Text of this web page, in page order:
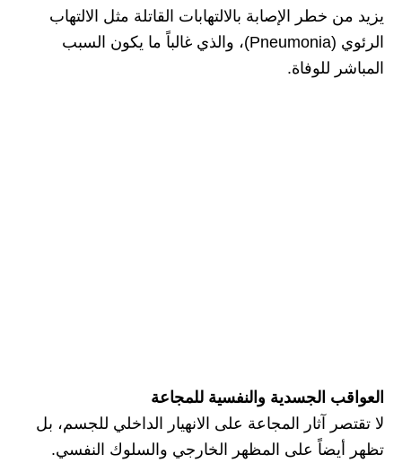
يزيد من خطر الإصابة بالالتهابات القاتلة مثل الالتهاب
الرئوي (Pneumonia)، والذي غالباً ما يكون السبب
المباشر للوفاة.
العواقب الجسدية والنفسية للمجاعة
لا تقتصر آثار المجاعة على الانهيار الداخلي للجسم، بل
تظهر أيضاً على المظهر الخارجي والسلوك النفسي.